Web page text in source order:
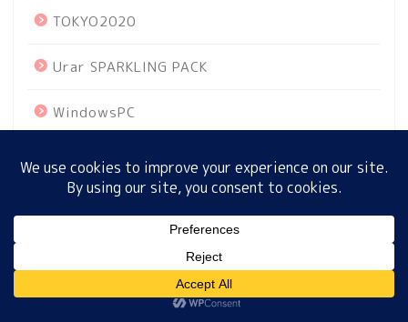
TOKYO2020
Urar SPARKLING PACK
WindowsPC
あさイチ
おせち料理
お土産
プロフィール サイトマップ